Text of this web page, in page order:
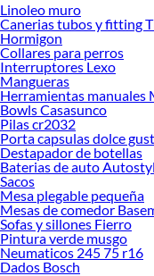
Desde remodelaciones hasta
tus ideas realidad. ¡Visítanos
Planchas de Policarbonato!
Explora la variedad de
Sodimac
Herramientas, materiales y
renovación de espacios.
ofrecerte!
Encuentra una amplia
Sodimac. Encuentra todo lo
decoración. ¡Visítanos y haz
Linoleo muro
Canerias tubos y fitting
Hormigon
Collares para perros
Interruptores Lexo
Mangueras
Herramientas manuales
Bowls Casasunco
Pilas cr2032
Porta capsulas dolce
Destapador de botellas
Baterias de auto
Sacos
Mesa plegable pequeña
Mesas de comedor
Sofas y sillones Fierro
Pintura verde musgo
Neumaticos 245 75 r16
Dados Bosch